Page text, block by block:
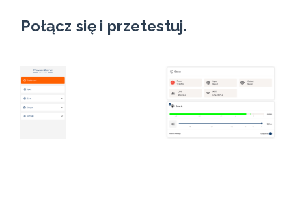
Połącz się i przetestuj.